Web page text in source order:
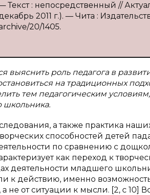
Текст : непосредственный //
2011 г.). — Чита :
20/1405.
выяснить роль педагога в
на традиционных
тем педагогическим
школьника.
а также практика
способностей детей
по сравнению с
как переход к
деятельности младшего
к действию, именно
а не от ситуации к мысли. [2, с